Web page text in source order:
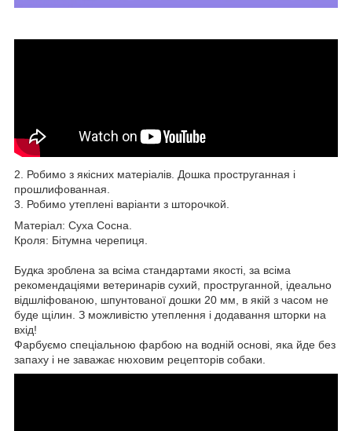
2. Робимо з якісних матеріалів. Дошка проструганная і
прошлифованная.
3. Робимо утеплені варіанти з шторочкой.
Матеріал: Суха Сосна.
Кроля: Бітумна черепиця.
Будка зроблена за всіма стандартами якості, за всіма
рекомендаціями ветеринарів сухий, проструганной, ідеально
відшліфованою, шпунтованої дошки 20 мм, в якій з часом не
буде щілин. З можливістю утеплення і додавання шторки на
вхід!
Фарбуємо спеціальною фарбою на водній основі, яка йде без
запаху і не заважає нюховим рецепторів собаки.